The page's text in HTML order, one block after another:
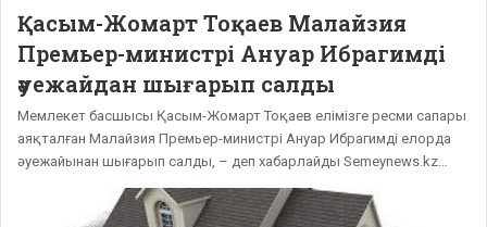
Қасым-Жомарт Тоқаев Малайзия
Премьер-министрі Ануар Ибрагимді
әуежайдан шығарып салды
Мемлекет басшысы Қасым-Жомарт Тоқаев елімізге ресми сапары
аяқталған Малайзия Премьер-министрі Ануар Ибрагимді елорда
әуежайынан шығарып салды, – деп хабарлайды Semeynews.kz…